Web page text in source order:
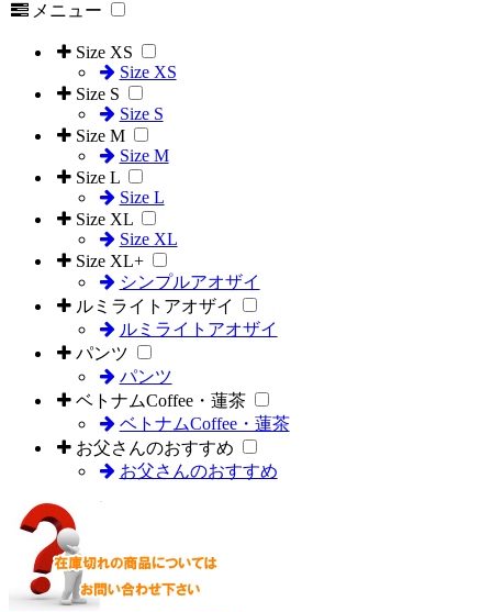
メニュー
Size XS
Size XS
Size S
Size S
Size M
Size M
Size L
Size L
Size XL
Size XL
Size XL+
シンプルアオザイ
ルミライトアオザイ
ルミライトアオザイ
パンツ
パンツ
ベトナムCoffee・蓮茶
ベトナムCoffee・蓮茶
お父さんのおすすめ
お父さんのおすすめ